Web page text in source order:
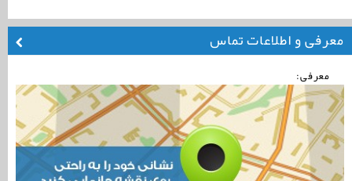
معرفی و اطلاعات تماس
معرفی: